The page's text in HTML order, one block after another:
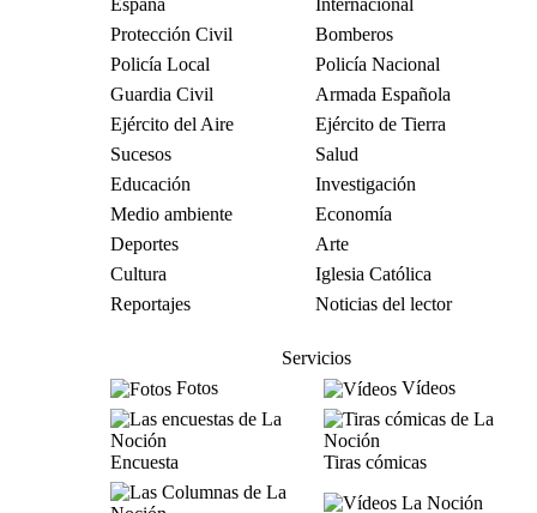
España
Internacional
Protección Civil
Bomberos
Policía Local
Policía Nacional
Guardia Civil
Armada Española
Ejército del Aire
Ejército de Tierra
Sucesos
Salud
Educación
Investigación
Medio ambiente
Economía
Deportes
Arte
Cultura
Iglesia Católica
Reportajes
Noticias del lector
Servicios
Fotos
Vídeos
Encuesta Tiras cómicas